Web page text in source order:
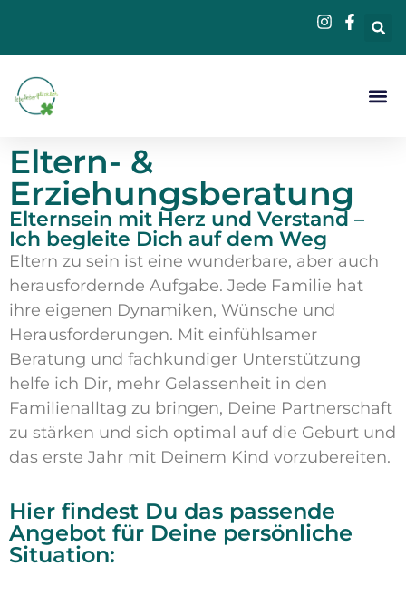
Eltern- &
Erziehungsberatung
Elternsein mit Herz und Verstand –
Ich begleite Dich auf dem Weg
Eltern zu sein ist eine wunderbare, aber auch
herausfordernde Aufgabe. Jede Familie hat
ihre eigenen Dynamiken, Wünsche und
Herausforderungen. Mit einfühlsamer
Beratung und fachkundiger Unterstützung
helfe ich Dir, mehr Gelassenheit in den
Familienalltag zu bringen, Deine Partnerschaft
zu stärken und sich optimal auf die Geburt und
das erste Jahr mit Deinem Kind vorzubereiten.
Hier findest Du das passende
Angebot für Deine persönliche
Situation: